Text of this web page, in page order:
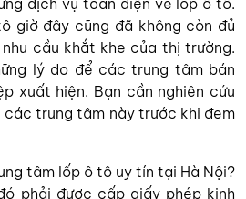
giờ đây cũng đã không còn đủ
cầu khắt khe của thị trường.
lý do để các trung tâm bán
xuất hiện. Bạn cần nghiên cứu
trung tâm này trước khi đem
tâm lốp ô tô uy tín tại Hà Nội?
phải được cấp giấy phép kinh